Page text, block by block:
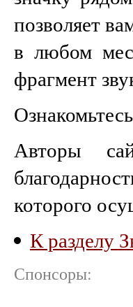
позволяет
в любом
фрагмент
Авторы
которого
К разделу
Спонсоры: